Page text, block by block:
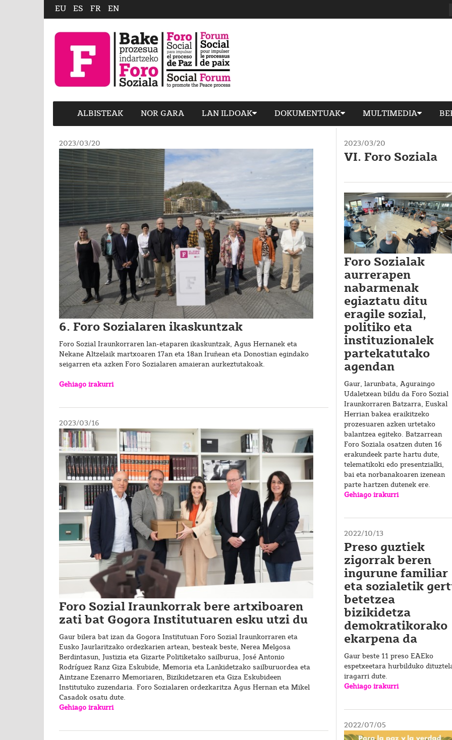
EU ES FR EN
ALBISTEAK NOR GARA LAN ILDOAK DOKUMENTUAK MULTIMEDIA
2023/03/20
6. Foro Sozialaren ikaskuntzak
Foro Sozial Iraunkorraren lan-etaparen ikaskuntzak, Agus Hernanek eta
Nekane Altzelaik martxoaren 17an eta 18an Iruñean eta Donostian egindako
seigarren eta azken Foro Sozialaren amaieran aurkeztutakoak.
Gehiago irakurri
2023/03/16
Foro Sozial Iraunkorrak bere artxiboaren
zati bat Gogora Institutuaren esku utzi du
Gaur bilera bat izan da Gogora Institutuan Foro Sozial Iraunkorraren eta
Eusko Jaurlaritzako ordezkarien artean, besteak beste, Nerea Melgosa
Berdintasun, Justizia eta Gizarte Politiketako sailburua, José Antonio
Rodríguez Ranz Giza Eskubide, Memoria eta Lankidetzako sailburuordea eta
Aintzane Ezenarro Memoriaren, Bizikidetzaren eta Giza Eskubideen
Institutuko zuzendaria. Foro Sozialaren ordezkaritza Agus Hernan eta Mikel
Casadok osatu dute.
Gehiago irakurri
2023/03/20
VI. Foro Soziala
Foro Sozialak
aurrerapen
nabarmenak
egiaztatu ditu
eragile sozial,
politiko eta
instituzionalek
partekatutako
agendan
Gaur, larunbata, Aguraingo
Udaletxean bildu da Foro Sozial
Iraunkorraren Batzarra, Euskal
Herrian bakea eraikitzeko
prozesuaren azken urtetako
balantzea egiteko. Batzarrean
Foro Soziala osatzen duten 16
erakundeek parte hartu dute,
telematikoki edo presentzialki,
bai eta norbanakoaren izenean
parte hartzen dutenek ere.
Gehiago irakurri
2022/10/13
Preso guztiek
zigorrak beren
ingurune familiar
eta sozialetik
betetzea
bizikidetza
demokratikorako
ekarpena da
Gaur beste 11 preso EAEko
espetxeetara hurbilduko
iragarri dute.
Gehiago irakurri
2022/07/05